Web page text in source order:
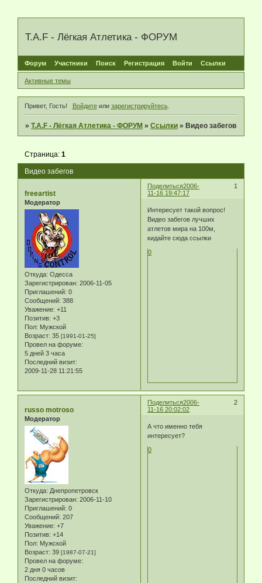
T.A.F - Лёгкая Атлетика - ФОРУМ
Форум Участники Поиск Регистрация Войти Ссылки
Активные темы
Привет, Гость! Войдитеили зарегистрируйтесь.
»T.A.F - Лёгкая Атлетика - ФОРУМ »Ссылки » Видео забегов
Видео забегов
Страница:1
Поделиться 1
2006-
11-16 19:47:17
freeartist
Модератор
Откуда: Одесса
Зарегистрирован: 2006-11-05
Приглашений: 0
Сообщений: 388
Уважение: +11
Позитив: +3
Пол: Мужской
Возраст: 35 [1991-01-25]
Провел на форуме:
5 дней 3 часа
Последний визит:
2009-11-28 11:21:55
Интересует такой вопрос!
Видео забегов лучших
атлетов мира на 100м,
кидайте сюда ссылки
0
Поделиться 2
2006-
11-16 20:02:02
russo motroso
Модератор
Откуда: Днепропетровск
Зарегистрирован: 2006-11-10
Приглашений: 0
Сообщений: 207
Уважение: +7
Позитив: +14
Пол: Мужской
Возраст: 39 [1987-07-21]
Провел на форуме:
2 дня 0 часов
Последний визит:
А что именно тебя
интересует?
0